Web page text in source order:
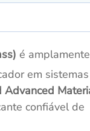
é amplamente
em
Advanced
confiável de